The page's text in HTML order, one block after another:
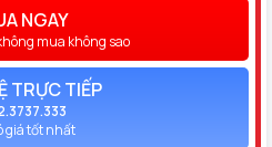
NGAY
mua không sao
TRỰC TIẾP
giá tốt nhất